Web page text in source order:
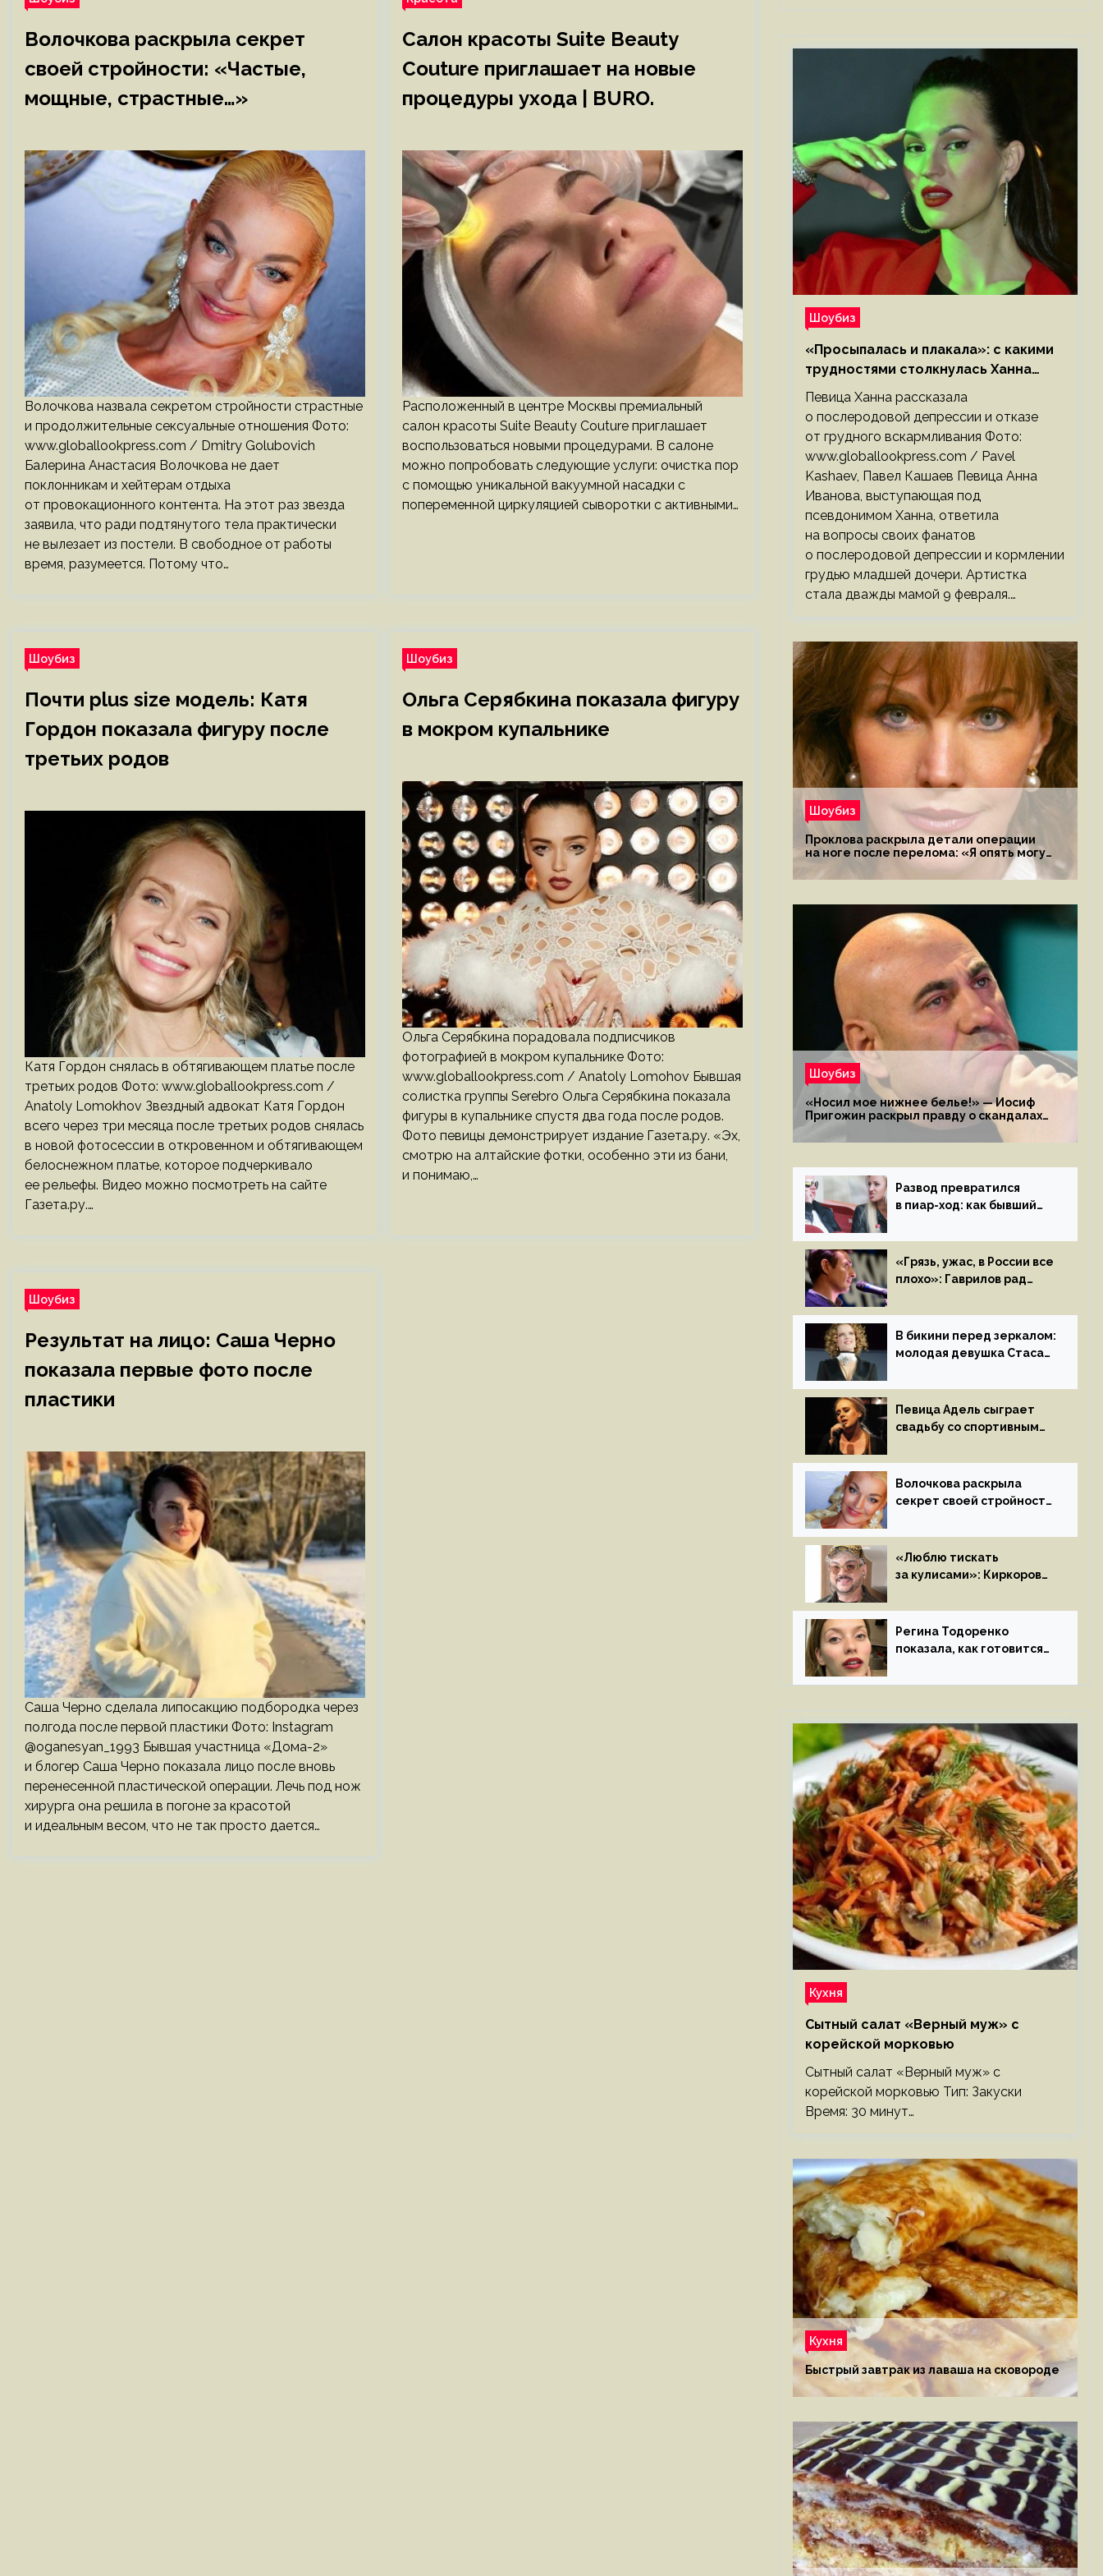
Волочкова раскрыла секрет
своей стройности: «Частые,
мощные, страстные…»
Волочкова назвала секретом стройности страстные
и продолжительные сексуальные отношения Фото:
www.globallookpress.com / Dmitry Golubovich
Балерина Анастасия Волочкова не дает
поклонникам и хейтерам отдыха
от провокационного контента. На этот раз звезда
заявила, что ради подтянутого тела практически
не вылезает из постели. В свободное от работы
время, разумеется. Потому что…
Салон красоты Suite Beauty
Couture приглашает на новые
процедуры ухода | BURO.
Расположенный в центре Москвы премиальный
салон красоты Suite Beauty Couture приглашает
воспользоваться новыми процедурами. В салоне
можно попробовать следующие услуги: очистка пор
с помощью уникальной вакуумной насадки с
попеременной циркуляцией сыворотки с активными…
Шоубиз
Почти plus size модель: Катя
Гордон показала фигуру после
третьих родов
Катя Гордон снялась в обтягивающем платье после
третьих родов Фото: www.globallookpress.com /
Anatoly Lomokhov Звездный адвокат Катя Гордон
всего через три месяца после третьих родов снялась
в новой фотосессии в откровенном и обтягивающем
белоснежном платье, которое подчеркивало
ее рельефы. Видео можно посмотреть на сайте
Газета.ру.…
Шоубиз
Ольга Серябкина показала фигуру
в мокром купальнике
Ольга Серябкина порадовала подписчиков
фотографией в мокром купальнике Фото:
www.globallookpress.com / Anatoly Lomohov Бывшая
солистка группы Serebro Ольга Серябкина показала
фигуры в купальнике спустя два года после родов.
Фото певицы демонстрирует издание Газета.ру. «Эх,
смотрю на алтайские фотки, особенно эти из бани,
и понимаю,…
Шоубиз
Результат на лицо: Саша Черно
показала первые фото после
пластики
Саша Черно сделала липосакцию подбородка через
полгода после первой пластики Фото: Instagram
@oganesyan_1993 Бывшая участница «Дома-2»
и блогер Саша Черно показала лицо после вновь
перенесенной пластической операции. Лечь под нож
хирурга она решила в погоне за красотой
и идеальным весом, что не так просто дается…
Шоубиз
«Просыпалась и плакала»: с какими
трудностями столкнулась Ханна
после родов
Певица Ханна рассказала
о послеродовой депрессии и отказе
от грудного вскармливания Фото:
www.globallookpress.com / Pavel
Kashaev, Павел Кашаев Певица Анна
Иванова, выступающая под
псевдонимом Ханна, ответила
на вопросы своих фанатов
о послеродовой депрессии и кормлении
грудью младшей дочери. Артистка
стала дважды мамой 9 февраля.…
Шоубиз
Проклова раскрыла детали операции
на ноге после перелома: «Я опять могу
ходить»
Шоубиз
«Носил мое нижнее белье!» — Иосиф
Пригожин раскрыл правду о скандалах
с мужем своей экс-жены
Развод превратился
в пиар-ход: как бывший
популярной
«Грязь, ужас, в России все
плохо»: Гаврилов рад
иноагентов
В бикини перед зеркалом:
молодая девушка Стаса
на камеру
Певица Адель сыграет
свадьбу со спортивным
этим летом
Волочкова раскрыла
секрет своей стройности:
страстные…»
«Люблю тискать
за кулисами»: Киркоров
к молодой особе
Регина Тодоренко
показала, как готовится
ребенка
Кухня
Сытный салат «Верный муж» с
корейской морковью
Сытный салат «Верный муж» с
корейской морковью Тип: Закуски
Время: 30 минут…
Кухня
Быстрый завтрак из лаваша на сковороде